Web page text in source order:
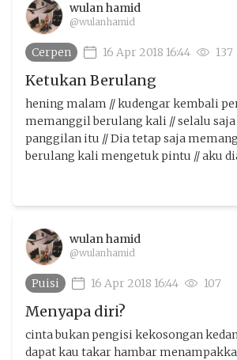
wulan hamid
@wulanhamid
Cerpen 16 Apr 2018 16:44 137
Ketukan Berulang
hening malam // kudengar kembali
memanggil berulang kali // selalu
panggilan itu // Dia tetap saja
berulang kali mengetuk pintu // aku
wulan hamid
@wulanhamid
Puisi 16 Apr 2018 16:44 107
Menyapa diri?
cinta bukan pengisi kekosongan
dapat kau takar hambar